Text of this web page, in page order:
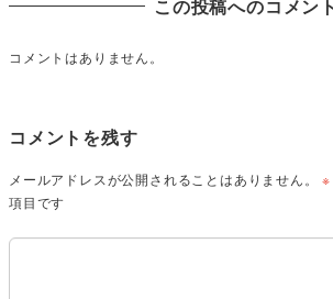
この投稿へのコメント
コメントはありません。
コメントを残す
メールアドレスが公開されることはありません。 ※
項目です